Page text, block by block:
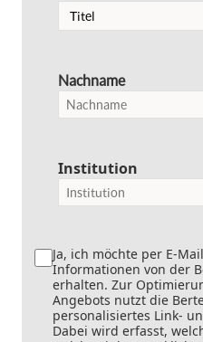
Nachname
Institution
Ja, ich möchte per E-
Informationen von der
erhalten. Zur
Angebots nutzt die
personalisiertes Link-
Dabei wird erfasst,